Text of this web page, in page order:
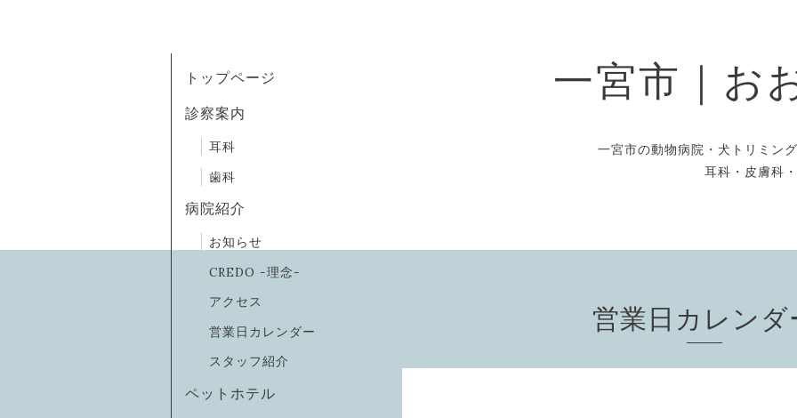
一宮市｜お
一宮市の動物病院・犬トリミン
耳科・皮膚科
トップページ
診察案内
耳科
歯科
病院紹介
お知らせ
CREDO -理念-
アクセス
営業日カレンダー
スタッフ紹介
ペットホテル
営業日カレンダ